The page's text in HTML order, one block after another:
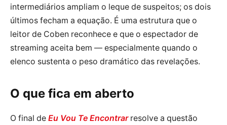
intermediários ampliam o leque de suspeitos; os dois
últimos fecham a equação. É uma estrutura que o
leitor de Coben reconhece e que o espectador de
streaming aceita bem — especialmente quando o
elenco sustenta o peso dramático das revelações.
O que fica em aberto
O final de Eu Vou Te Encontrarresolve a questão